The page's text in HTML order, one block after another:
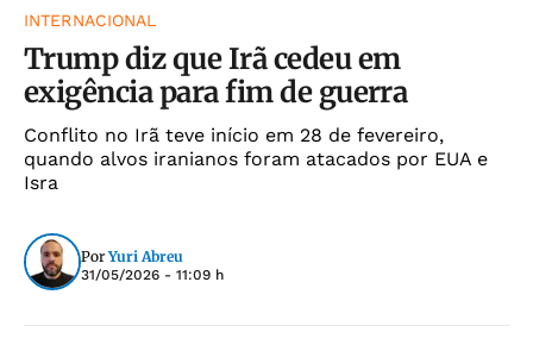
INTERNACIONAL
Trump diz que Irã cedeu em
exigência para fim de guerra
Conflito no Irã teve início em 28 de fevereiro,
quando alvos iranianos foram atacados por EUA e
Isra
Por Yuri Abreu
31/05/2026 - 11:09 h